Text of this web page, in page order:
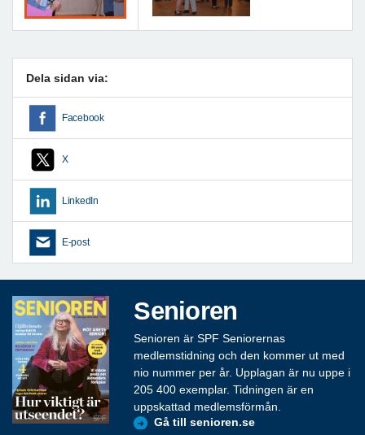
Dela sidan via:
Facebook
X
LinkedIn
E-post
Senioren
Senioren är SPF Seniorernas
medlemstidning och den kommer ut med
nio nummer per år. Upplagan är nu uppe i
205 400 exemplar. Tidningen är en
uppskattad medlemsförmån.
Gå till senioren.se